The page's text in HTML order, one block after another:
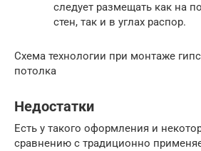
следует размещать как на
стен, так и в углах распор.
Схема технологии при монтаже
потолка
Недостатки
Есть у такого оформления и
сравнению с традиционно